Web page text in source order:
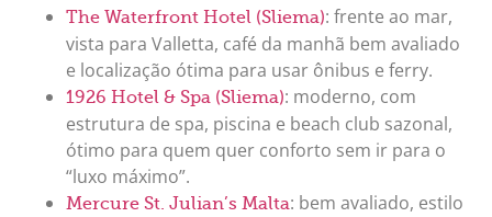
The Waterfront Hotel (Sliema): frente ao mar,
vista para Valletta, café da manhã bem avaliado
e localização ótima para usar ônibus e ferry.​
1926 Hotel & Spa (Sliema): moderno, com
estrutura de spa, piscina e beach club sazonal,
ótimo para quem quer conforto sem ir para o
“luxo máximo”.
Mercure St. Julian’s Malta: bem avaliado, estilo